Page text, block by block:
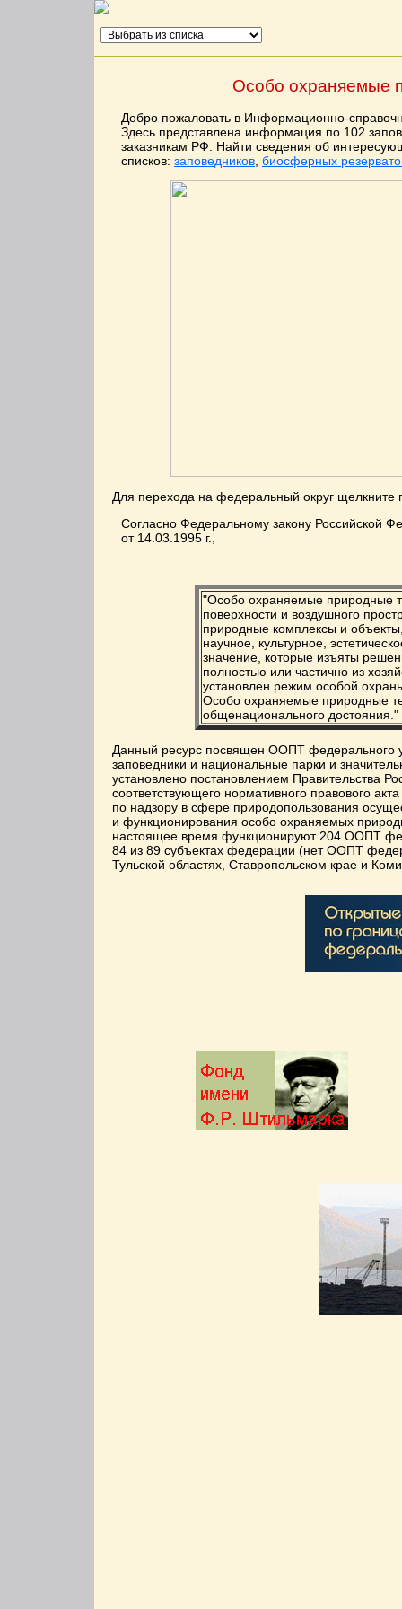
Особо охраняемые
Добро пожаловать в Информационно-
Здесь представлена информация по 102
заказникам РФ. Найти сведения об
списков: заповедников биосферных
Для перехода на федеральный округ
Согласно Федеральному закону Российской
от 14.03.1995 г.,
"Особо охраняемые природные
поверхности и воздушного
природные комплексы и
научное, культурное,
значение, которые изъяты
полностью или частично из
установлен режим особой
Особо охраняемые природные
общенационального достояния."
Данный ресурс посвящен ООПТ федерального
заповедники и национальные парки и
установлено постановлением Правительства
соответствующего нормативного правового
по надзору в сфере природопользования
и функционирования особо охраняемых
настоящее время функционируют 204 ООПТ
84 из 89 субъектах федерации (нет ООПТ
Тульской областях, Ставропольском крае и